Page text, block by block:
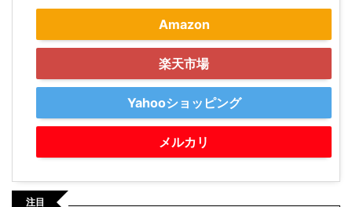
Amazon
楽天市場
Yahooショッピング
メルカリ
注目